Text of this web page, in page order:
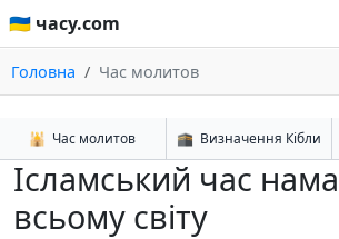
🇺🇦 часу.com
Головна Час молитов
🕌 Час молитов 🕋 Визначення Кібли
Ісламський час
всьому світу